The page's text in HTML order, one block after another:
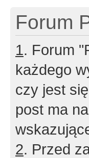
Forum
1. Forum
każdego
czy jest
post ma
2. Przed